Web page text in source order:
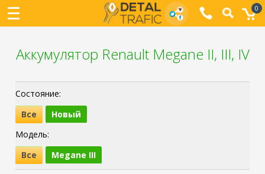
0
Аккумулятор Renault Megane II, III, IV
Состояние:
Все
Новый
Модель:
Все
Megane III